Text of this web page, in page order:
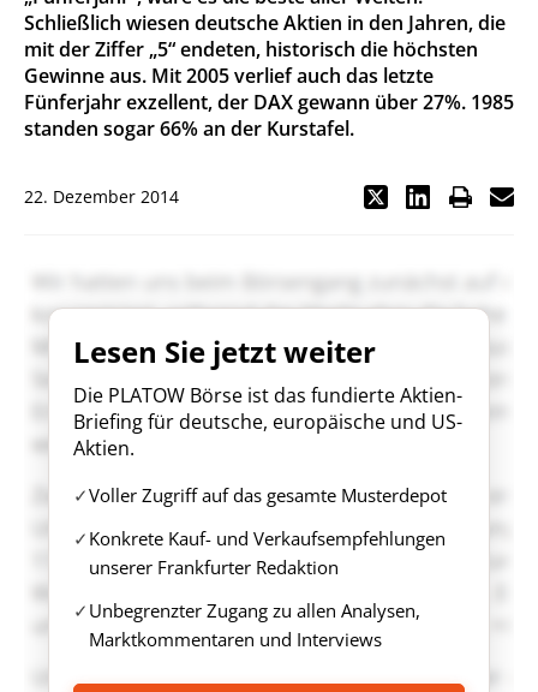
Schließlich wiesen deutsche Aktien in den Jahren, die
mit der Ziffer „5“ endeten, historisch die höchsten
Gewinne aus. Mit 2005 verlief auch das letzte
Fünferjahr exzellent, der DAX gewann über 27%. 1985
standen sogar 66% an der Kurstafel.
22. Dezember 2014
Lesen Sie jetzt weiter
Die PLATOW Börse ist das fundierte Aktien-
Briefing für deutsche, europäische und US-
Aktien.
Voller Zugriff auf das gesamte Musterdepot
Konkrete Kauf- und Verkaufsempfehlungen
unserer Frankfurter Redaktion
Unbegrenzter Zugang zu allen Analysen,
Marktkommentaren und Interviews